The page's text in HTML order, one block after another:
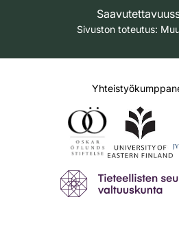
Sivuston toteutus: